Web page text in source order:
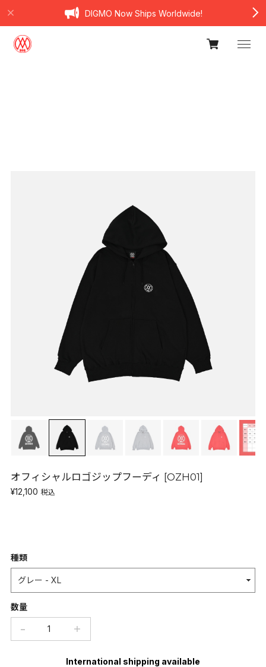
DIGMO Now Ships Worldwide!
オフィシャルロゴジップフーディ [OZH01]
¥12,100 税込
種類
数量
− ＋
International shipping available